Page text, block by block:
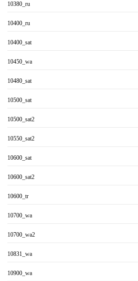
10380_ru
10400_ru
10400_sat
10450_wa
10480_sat
10500_sat
10500_sat2
10550_sat2
10600_sat
10600_sat2
10600_tr
10700_wa
10700_wa2
10831_wa
10900_wa